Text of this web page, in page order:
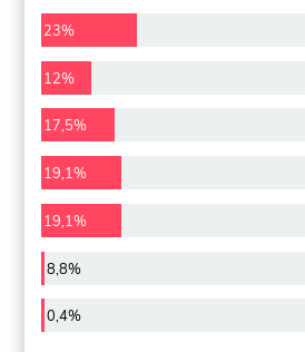
23%
12%
17,5%
19,1%
19,1%
8,8%
0,4%